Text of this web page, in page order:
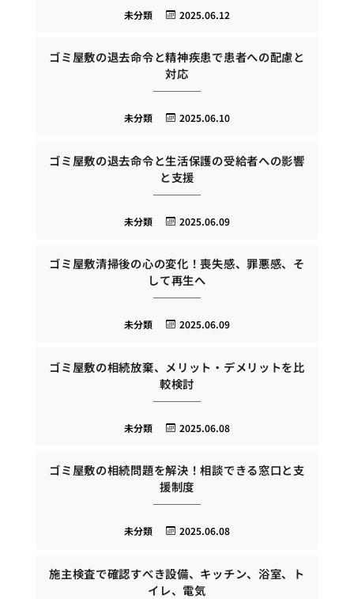
2025.06.12
未分類
ゴミ屋敷の退去命令と精神疾患で患者への配慮と
対応
2025.06.10
未分類
ゴミ屋敷の退去命令と生活保護の受給者への影響
と支援
2025.06.09
未分類
ゴミ屋敷清掃後の心の変化！喪失感、罪悪感、そ
して再生へ
2025.06.09
未分類
ゴミ屋敷の相続放棄、メリット・デメリットを比
較検討
2025.06.08
未分類
ゴミ屋敷の相続問題を解決！相談できる窓口と支
援制度
2025.06.08
未分類
施主検査で確認すべき設備、キッチン、浴室、ト
イレ、電気